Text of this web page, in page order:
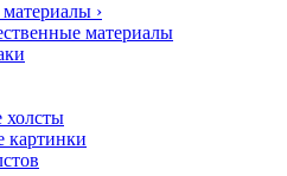
›
материалы
холсты
картинки